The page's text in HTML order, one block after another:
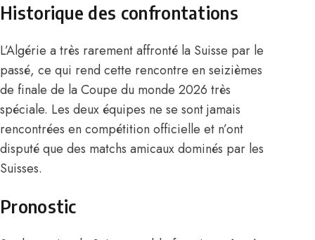
Historique des confrontations
L’Algérie a très rarement affronté la Suisse par le
passé, ce qui rend cette rencontre en seizièmes
de finale de la Coupe du monde 2026 très
spéciale. Les deux équipes ne se sont jamais
rencontrées en compétition officielle et n’ont
disputé que des matchs amicaux dominés par les
Suisses.
Pronostic